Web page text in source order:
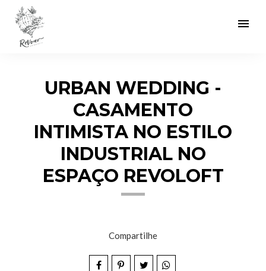
menu
URBAN WEDDING -
CASAMENTO
INTIMISTA NO ESTILO
INDUSTRIAL NO
ESPAÇO REVOLOFT
Compartilhe